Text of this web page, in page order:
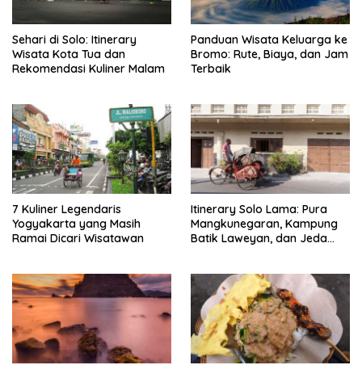
Sehari di Solo: Itinerary
Wisata Kota Tua dan
Rekomendasi Kuliner Malam
Panduan Wisata Keluarga ke
Bromo: Rute, Biaya, dan Jam
Terbaik
7 Kuliner Legendaris
Yogyakarta yang Masih
Ramai Dicari Wisatawan
Itinerary Solo Lama: Pura
Mangkunegaran, Kampung
Batik Laweyan, dan Jeda